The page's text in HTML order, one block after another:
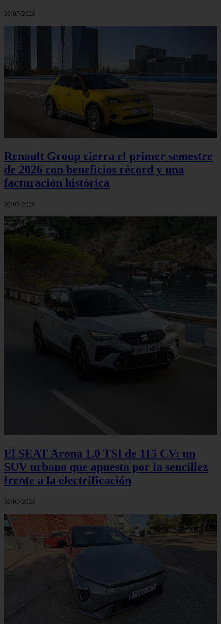
30/07/2026
Renault Group cierra el primer semestre
de 2026 con beneficios récord y una
facturación histórica
30/07/2026
El SEAT Arona 1.0 TSI de 115 CV: un
SUV urbano que apuesta por la sencillez
frente a la electrificación
30/07/2026